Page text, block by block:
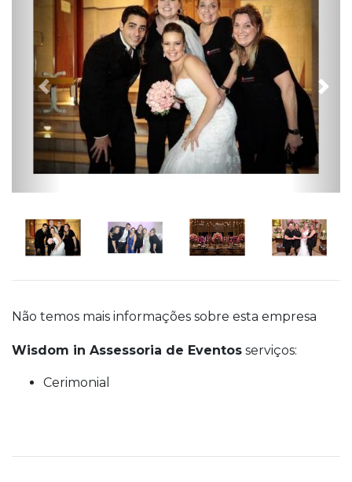
Não temos mais informações sobre esta empresa
Wisdom in Assessoria de Eventos serviços:
Cerimonial